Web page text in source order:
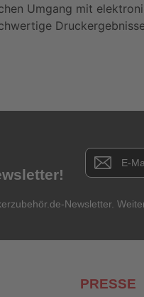
Umgang mit
Newsletter
Newsletter.
PRESSE